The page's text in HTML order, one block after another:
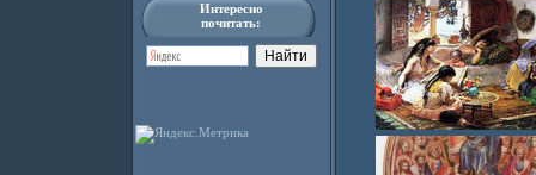
Интересно
почитать: